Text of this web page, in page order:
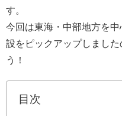
す。
今回は東海・中部地方を
設をピックアップしまし
う！
目次